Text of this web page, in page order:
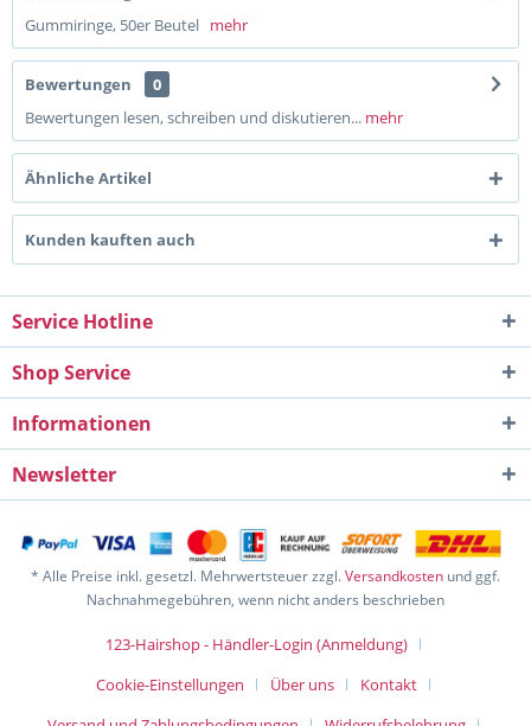
Gummiringe, 50er Beutel mehr
Bewertungen
0
Bewertungen lesen, schreiben und diskutieren... mehr
Ähnliche Artikel
Kunden kauften auch
Service Hotline
Shop Service
Informationen
Newsletter
* Alle Preise inkl. gesetzl. Mehrwertsteuer zzgl.Versandkosten und ggf.
Nachnahmegebühren, wenn nicht anders beschrieben
123-Hairshop - Händler-Login (Anmeldung)
Cookie-Einstellungen
Über uns
Kontakt